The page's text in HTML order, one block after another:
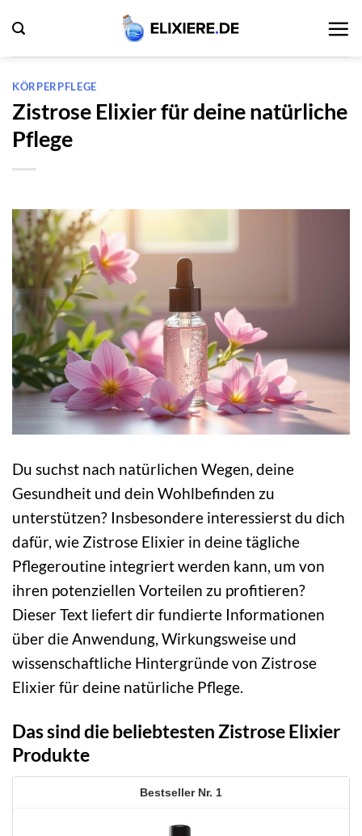
Inhalt
springen
KÖRPERPFLEGE
Zistrose Elixier für deine natürliche
Pflege
Du suchst nach natürlichen Wegen, deine
Gesundheit und dein Wohlbefinden zu
unterstützen? Insbesondere interessierst du dich
dafür, wie Zistrose Elixier in deine tägliche
Pflegeroutine integriert werden kann, um von
ihren potenziellen Vorteilen zu profitieren?
Dieser Text liefert dir fundierte Informationen
über die Anwendung, Wirkungsweise und
wissenschaftliche Hintergründe von Zistrose
Elixier für deine natürliche Pflege.
Das sind die beliebtesten Zistrose Elixier
Produkte
1